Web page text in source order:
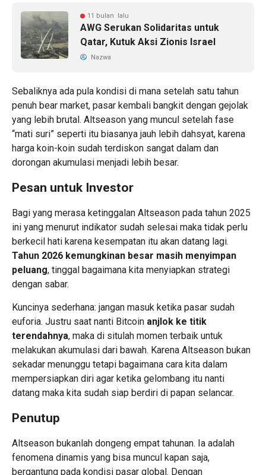
11 bulan lalu
AWG Serukan Solidaritas untuk
Qatar, Kutuk Aksi Zionis Israel
Nazwa
Sebaliknya ada pula kondisi di mana setelah satu tahun
penuh bear market, pasar kembali bangkit dengan gejolak
yang lebih brutal. Altseason yang muncul setelah fase
“mati suri” seperti itu biasanya jauh lebih dahsyat, karena
harga koin-koin sudah terdiskon sangat dalam dan
dorongan akumulasi menjadi lebih besar.
Pesan untuk Investor
Bagi yang merasa ketinggalan Altseason pada tahun 2025
ini yang menurut indikator sudah selesai maka tidak perlu
berkecil hati karena kesempatan itu akan datang lagi.
Tahun 2026 kemungkinan besar masih menyimpan
peluang, tinggal bagaimana kita menyiapkan strategi
dengan sabar.
Kuncinya sederhana: jangan masuk ketika pasar sudah
euforia. Justru saat nanti Bitcoin anjlok ke titik
terendahnya, maka di situlah momen terbaik untuk
melakukan akumulasi dari bawah. Karena Altseason bukan
sekadar menunggu tetapi bagaimana cara kita dalam
mempersiapkan diri agar ketika gelombang itu nanti
datang maka kita sudah siap berdiri di papan selancar.
Penutup
Altseason bukanlah dongeng empat tahunan. Ia adalah
fenomena dinamis yang bisa muncul kapan saja,
bergantung pada kondisi pasar global. Dengan